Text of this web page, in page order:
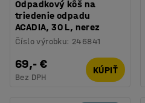
Odpadkový kôš na
triedenie odpadu
ACADIA, 30 L, nerez
Číslo výrobku: 246841
69,- €
Bez DPH
KÚPIŤ